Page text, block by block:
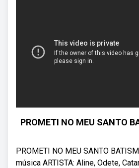
PROMETI NO MEU SANTO
PROMETI NO MEU SANTO
música ARTISTA: Aline, Odete,